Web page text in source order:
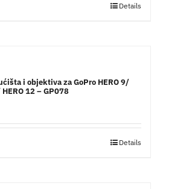
Details
i objektiva za GoPro HERO 9/
12 – GP078
Details